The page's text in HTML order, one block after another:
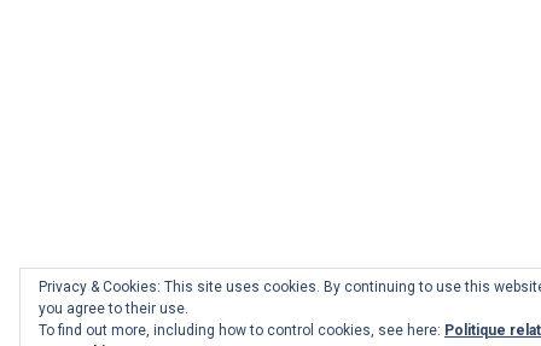
Privacy & Cookies: This site uses cookies. By continuing to use this
you agree to their use.
To find out more, including how to control cookies, see here: Politique